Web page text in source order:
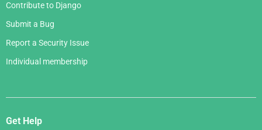
Contribute to Django
Submit a Bug
Report a Security Issue
Individual membership
Get Help